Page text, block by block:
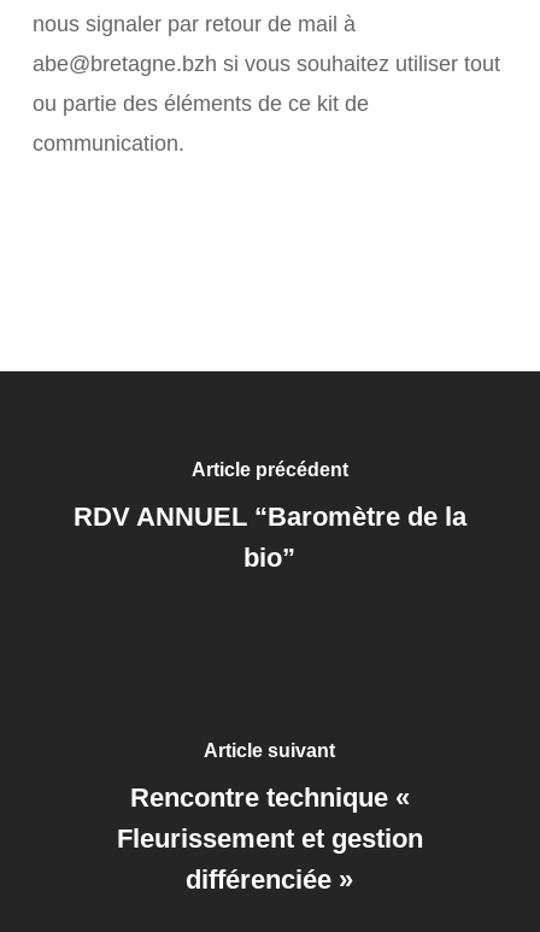
nous signaler par retour de mail à
abe@bretagne.bzh si vous souhaitez utiliser tout
ou partie des éléments de ce kit de
communication.
Article précédent
RDV ANNUEL “Baromètre de la
bio”
Article suivant
Rencontre technique «
Fleurissement et gestion
différenciée »